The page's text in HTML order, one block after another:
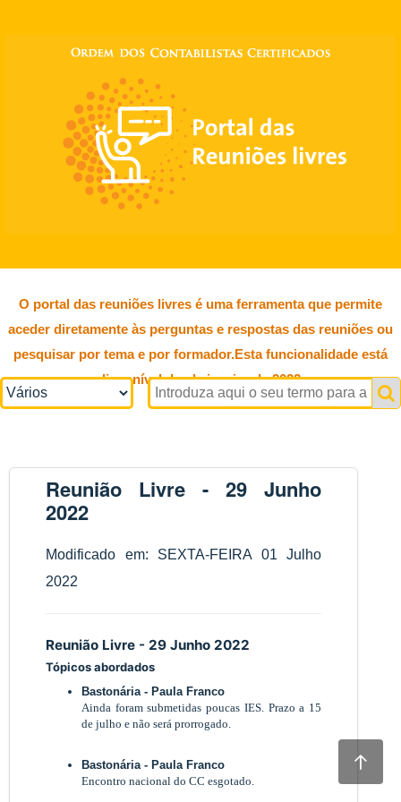
O portal das reuniões livres é uma ferramenta que permite
aceder diretamente às perguntas e respostas das reuniões ou
pesquisar por tema e por formador.Esta funcionalidade está
disponível desde janeiro de 2022.
Reunião Livre - 29 Junho
2022
Modificado em: SEXTA-FEIRA 01 Julho
2022
Reunião Livre - 29 Junho 2022
Tópicos abordados
Bastonária - Paula Franco
Ainda foram submetidas poucas IES. Prazo a 15
de julho e não será prorrogado.
Bastonária - Paula Franco
Encontro nacional do CC esgotado.